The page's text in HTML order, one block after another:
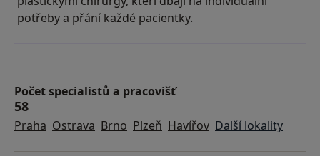
potřeby a přání každé pacientky.
Počet specialistů a pracovišť
58
Praha Ostrava Brno Plzeň Havířov Další lokality